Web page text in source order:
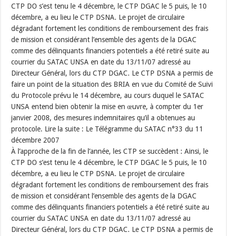
CTP DO s’est tenu le 4 décembre, le CTP DGAC le 5 puis, le 10
décembre, a eu lieu le CTP DSNA. Le projet de circulaire
dégradant fortement les conditions de remboursement des frais
de mission et considérant l’ensemble des agents de la DGAC
comme des délinquants financiers potentiels a été retiré suite au
courrier du SATAC UNSA en date du 13/11/07 adressé au
Directeur Général, lors du CTP DGAC. Le CTP DSNA a permis de
faire un point de la situation des BRIA en vue du Comité de Suivi
du Protocole prévu le 14 décembre, au cours duquel le SATAC
UNSA entend bien obtenir la mise en œuvre, à compter du 1er
janvier 2008, des mesures indemnitaires qu’il a obtenues au
protocole. Lire la suite : Le Télégramme du SATAC n°33 du 11
décembre 2007
À l’approche de la fin de l’année, les CTP se succèdent : Ainsi, le
CTP DO s’est tenu le 4 décembre, le CTP DGAC le 5 puis, le 10
décembre, a eu lieu le CTP DSNA. Le projet de circulaire
dégradant fortement les conditions de remboursement des frais
de mission et considérant l’ensemble des agents de la DGAC
comme des délinquants financiers potentiels a été retiré suite au
courrier du SATAC UNSA en date du 13/11/07 adressé au
Directeur Général, lors du CTP DGAC. Le CTP DSNA a permis de